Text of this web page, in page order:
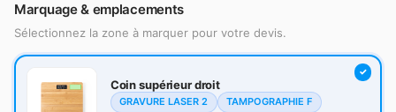
Marquage & emplacements
Sélectionnez la zone à marquer pour votre devis.
Coin supérieur droit
GRAVURE LASER 2
TAMPOGRAPHIE F